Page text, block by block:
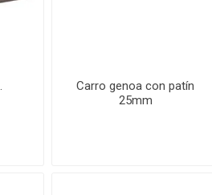
Carro genoa con patín
25mm